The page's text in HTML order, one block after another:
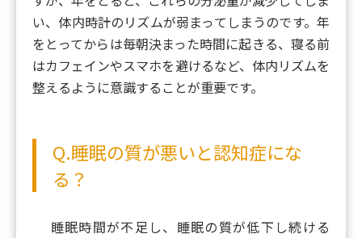
い、体内時計のリズムが弱まってしまうのです。年
をとってからは毎朝決まった時間に起きる、寝る前
はカフェインやスマホを避けるなど、体内リズムを
整えるように意識することが重要です。
Q.睡眠の質が悪いと認知症にな
る？
睡眠時間が不足し、睡眠の質が低下し続ける